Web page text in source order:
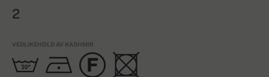
2
VEDLIKEHOLD AV KASHMIR